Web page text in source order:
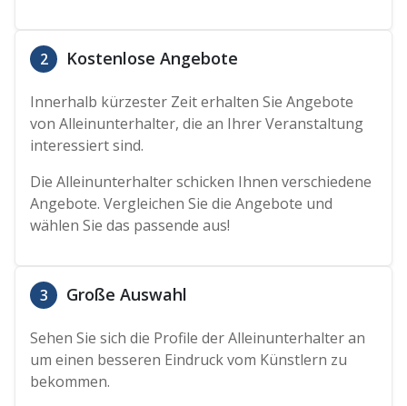
2 Kostenlose Angebote
Innerhalb kürzester Zeit erhalten Sie Angebote
von Alleinunterhalter, die an Ihrer Veranstaltung
interessiert sind.
Die Alleinunterhalter schicken Ihnen verschiedene
Angebote. Vergleichen Sie die Angebote und
wählen Sie das passende aus!
3 Große Auswahl
Sehen Sie sich die Profile der Alleinunterhalter an
um einen besseren Eindruck vom Künstlern zu
bekommen.